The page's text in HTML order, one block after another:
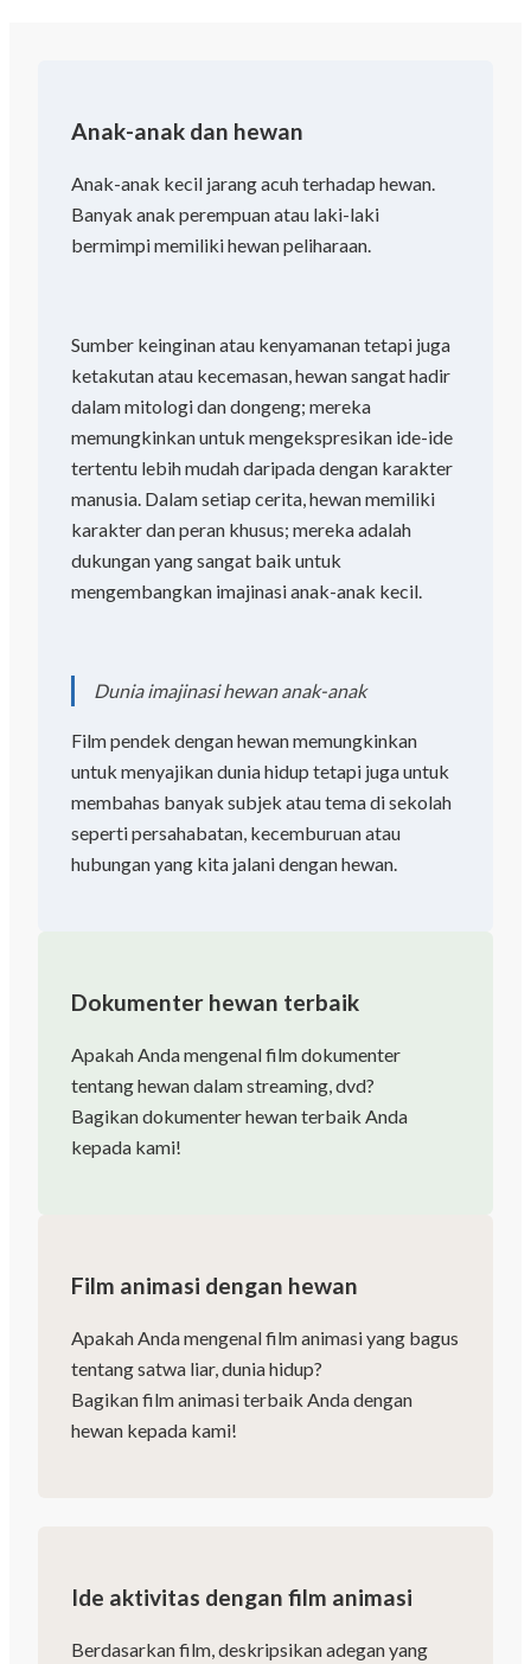
Anak-anak dan hewan
Anak-anak kecil jarang acuh terhadap hewan.
Banyak anak perempuan atau laki-laki
bermimpi memiliki hewan peliharaan.
Sumber keinginan atau kenyamanan tetapi juga
ketakutan atau kecemasan, hewan sangat hadir
dalam mitologi dan dongeng; mereka
memungkinkan untuk mengekspresikan ide-ide
tertentu lebih mudah daripada dengan karakter
manusia. Dalam setiap cerita, hewan memiliki
karakter dan peran khusus; mereka adalah
dukungan yang sangat baik untuk
mengembangkan imajinasi anak-anak kecil.
Dunia imajinasi hewan anak-anak
Film pendek dengan hewan memungkinkan
untuk menyajikan dunia hidup tetapi juga untuk
membahas banyak subjek atau tema di sekolah
seperti persahabatan, kecemburuan atau
hubungan yang kita jalani dengan hewan.
Dokumenter hewan terbaik
Apakah Anda mengenal film dokumenter
tentang hewan dalam streaming, dvd?
Bagikan dokumenter hewan terbaik Anda
kepada kami!
Film animasi dengan hewan
Apakah Anda mengenal film animasi yang bagus
tentang satwa liar, dunia hidup?
Bagikan film animasi terbaik Anda dengan
hewan kepada kami!
Ide aktivitas dengan film animasi
Berdasarkan film, deskripsikan adegan yang